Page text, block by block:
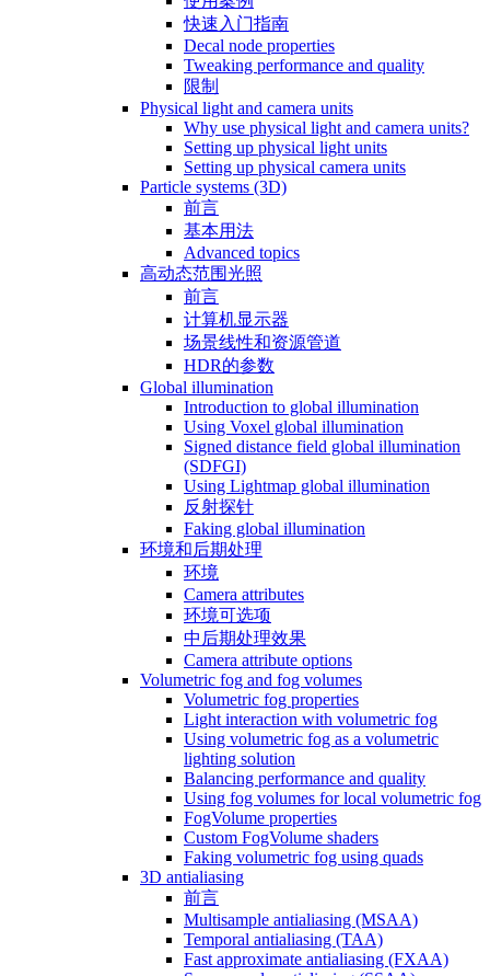
快速入门指南
Decal node properties
Tweaking performance and quality
限制
Physical light and camera units
Why use physical light and camera units?
Setting up physical light units
Setting up physical camera units
Particle systems (3D)
前言
基本用法
Advanced topics
高动态范围光照
前言
计算机显示器
场景线性和资源管道
HDR的参数
Global illumination
Introduction to global illumination
Using Voxel global illumination
Signed distance field global illumination
(SDFGI)
Using Lightmap global illumination
反射探针
Faking global illumination
环境和后期处理
环境
Camera attributes
环境可选项
中后期处理效果
Camera attribute options
Volumetric fog and fog volumes
Volumetric fog properties
Light interaction with volumetric fog
Using volumetric fog as a volumetric
lighting solution
Balancing performance and quality
Using fog volumes for local volumetric fog
FogVolume properties
Custom FogVolume shaders
Faking volumetric fog using quads
3D antialiasing
前言
Multisample antialiasing (MSAA)
Temporal antialiasing (TAA)
Fast approximate antialiasing (FXAA)